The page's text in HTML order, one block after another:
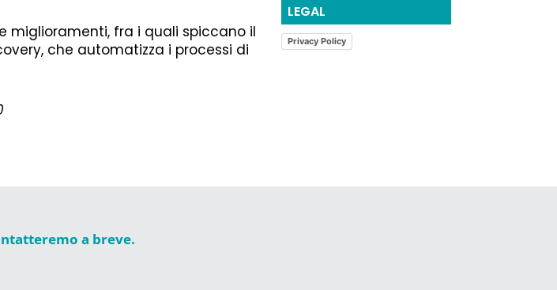
miglioramenti, fra i quali spiccano il
che automatizza i processi di
LEGAL
Privacy Policy
a breve.